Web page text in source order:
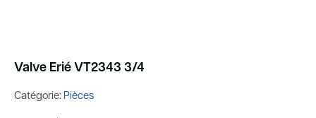
Valve Erié VT2343 3/4
Catégorie: Pièces